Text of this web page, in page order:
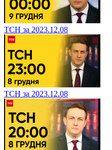
ТСН за 2023.12.08
ТСН за 2023.12.08